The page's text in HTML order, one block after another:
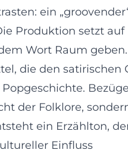
ein
Produktion setzt
Wort Raum
die den satirischen
der Folklore,
ein Erzählton,
Einfluss